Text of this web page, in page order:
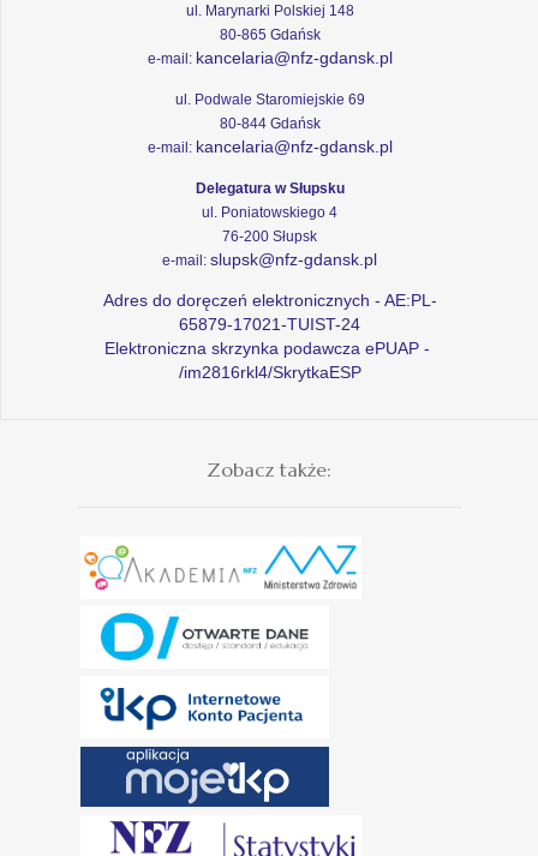
ul. Marynarki Polskiej 148
80-865 Gdańsk
e-mail: kancelaria@nfz-gdansk.pl
ul. Podwale Staromiejskie 69
80-844 Gdańsk
e-mail: kancelaria@nfz-gdansk.pl
Delegatura w Słupsku
ul. Poniatowskiego 4
76-200 Słupsk
e-mail: slupsk@nfz-gdansk.pl
Adres do doręczeń elektronicznych - AE:PL-
65879-17021-TUIST-24
Elektroniczna skrzynka podawcza ePUAP -
/im2816rkl4/SkrytkaESP
Zobacz także: